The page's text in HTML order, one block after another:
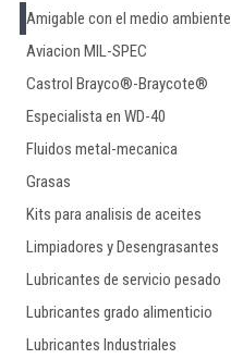
Amigable con el medio ambiente
Aviacion MIL-SPEC
Castrol Brayco®-Braycote®
Especialista en WD-40
Fluidos metal-mecanica
Grasas
Kits para analisis de aceites
Limpiadores y Desengrasantes
Lubricantes de servicio pesado
Lubricantes grado alimenticio
Lubricantes Industriales